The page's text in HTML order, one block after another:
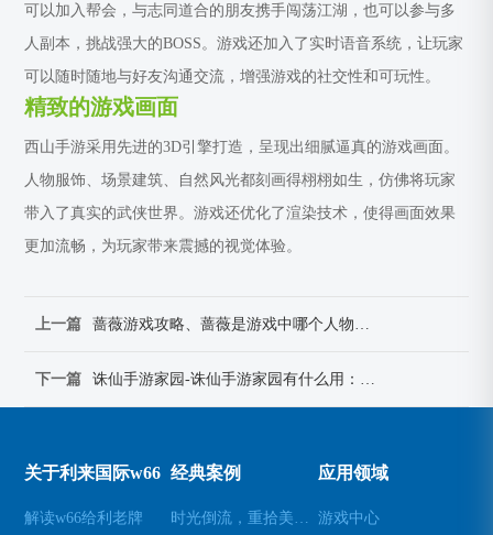
可以加入帮会，与志同道合的朋友携手闯荡江湖，也可以参与多
人副本，挑战强大的BOSS。游戏还加入了实时语音系统，让玩家
可以随时随地与好友沟通交流，增强游戏的社交性和可玩性。
精致的游戏画面
西山手游采用先进的3D引擎打造，呈现出细腻逼真的游戏画面。
人物服饰、场景建筑、自然风光都刻画得栩栩如生，仿佛将玩家
带入了真实的武侠世界。游戏还优化了渲染技术，使得画面效果
更加流畅，为玩家带来震撼的视觉体验。
上一篇
下一篇
关于利来国际w66
解读w66给利老牌
经典案例 应用领域
游戏中心